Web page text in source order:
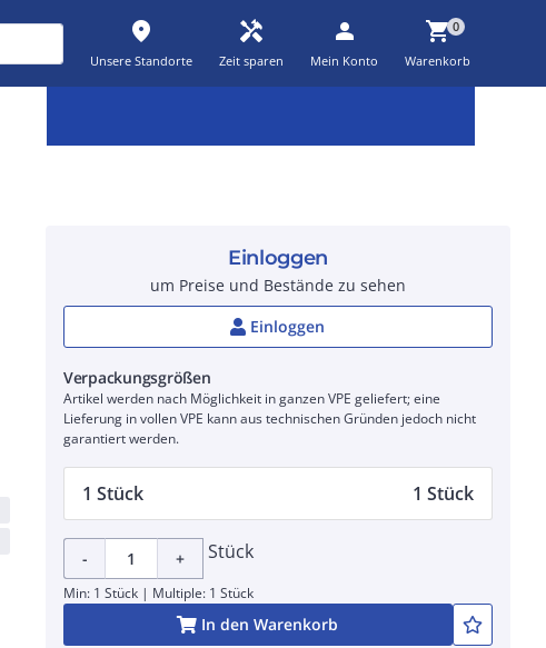
place
Unsere Standorte
handyman
Zeit sparen
person
Mein Konto
shopping_cart0
Warenkorb
Einloggen
um Preise und Bestände zu sehen
Einloggen
Verpackungsgrößen
Artikel werden nach Möglichkeit in ganzen VPE geliefert; eine
Lieferung in vollen VPE kann aus technischen Gründen jedoch nicht
garantiert werden.
1 Stück 1 Stück
- + Stück
Min: 1 Stück | Multiple: 1 Stück
In den Warenkorb